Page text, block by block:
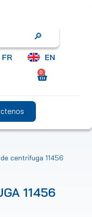
Search
FR EN
0
centrífuga 11456
11456